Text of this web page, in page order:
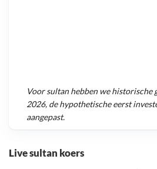
Live sultan koers
Voorsultanhebben we historische
2026, de hypothetische eerst
aangepast.